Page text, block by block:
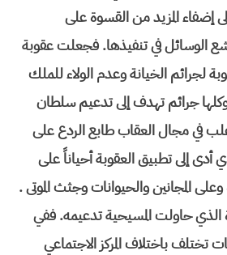
إضفاء المزيد من القسوة على
الوسائل في تنفيذها. فجعلت عقوبة
لجرائم الخيانة وعدم الولاء للملك
جرائم تهدف إلى تدعيم سلطان
في مجال العقاب طابع الردع على
أدى إلى تطبيق العقوبة أحياناً على
المجانين والحيوانات وجثث الموتى .
الذي حاولت المسيحية تدعيمه. ففي
تختلف باختلاف المركز الاجتماعي